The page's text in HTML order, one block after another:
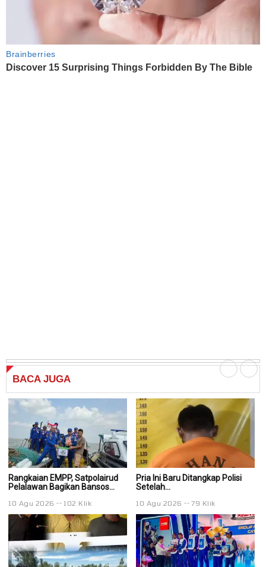
BACA JUGA
Rangkaian EMPP, Satpolairud
Pelalawan Bagikan Bansos...
10 Agu 2026 102 Klik
Pria Ini Baru Ditangkap Polisi
Setelah...
10 Agu 2026 79 Klik